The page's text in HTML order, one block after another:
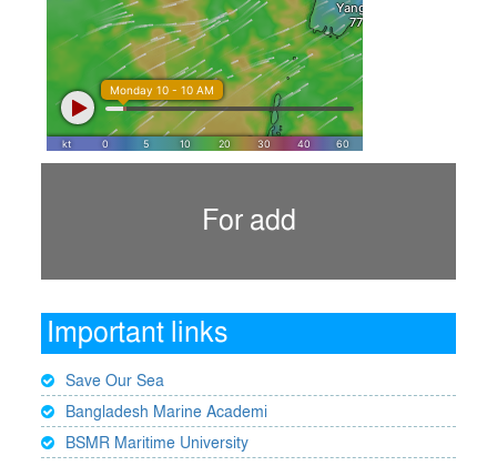
For add
Important links
Save Our Sea
Bangladesh Marine Academi
BSMR Maritime University